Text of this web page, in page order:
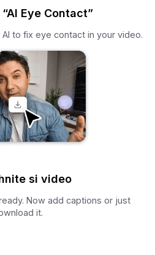
Eye Contact”
to fix eye contact in your video.
si video
Now add captions or just
it.